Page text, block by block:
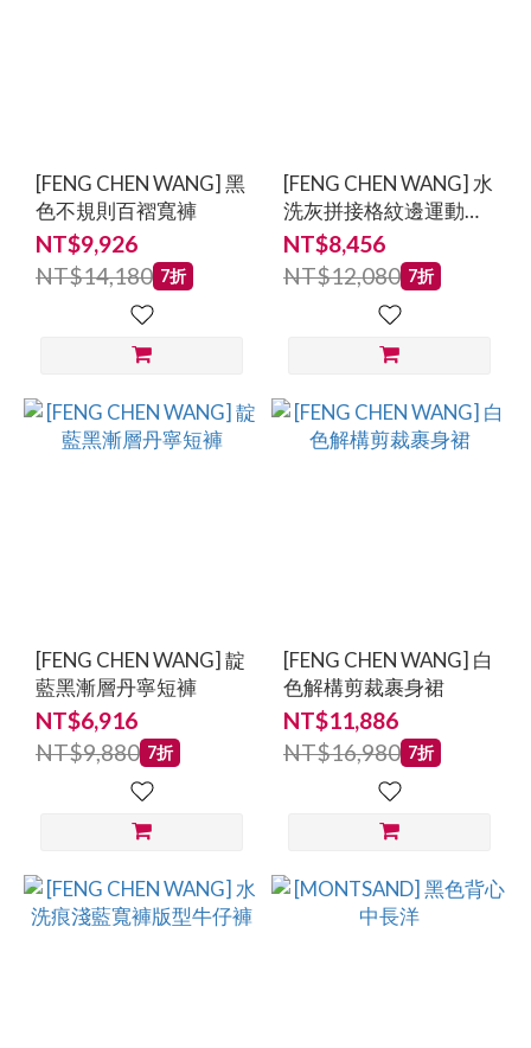
[FENG CHEN WANG] 黑
色不規則百褶寬褲
NT$9,926
NT$14,180 7折
[FENG CHEN WANG] 水
洗灰拼接格紋邊運動長
褲
NT$8,456
NT$12,080 7折
[FENG CHEN WANG] 靛
藍黑漸層丹寧短褲
NT$6,916
NT$9,880 7折
[FENG CHEN WANG] 白
色解構剪裁裹身裙
NT$11,886
NT$16,980 7折